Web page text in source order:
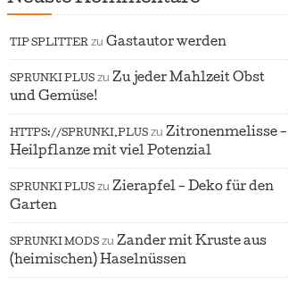
TIP SPLITTER zu Gastautor werden
SPRUNKI PLUS zu Zu jeder Mahlzeit Obst
und Gemüse!
HTTPS://SPRUNKI.PLUS zu Zitronenmelisse –
Heilpflanze mit viel Potenzial
SPRUNKI PLUS zu Zierapfel – Deko für den
Garten
SPRUNKI MODS zu Zander mit Kruste aus
(heimischen) Haselnüssen